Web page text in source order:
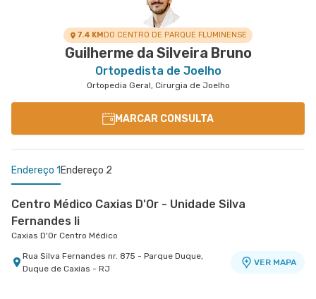
7.4 KMDO CENTRO DE PARQUE FLUMINENSE
Guilherme da Silveira Bruno
Ortopedista de Joelho
Ortopedia Geral, Cirurgia de Joelho
MARCAR CONSULTA
Endereço 1 Endereço 2
Centro Médico Caxias D'Or - Unidade Silva
Fernandes Ii
Caxias D'Or Centro Médico
Rua Silva Fernandes nr. 875 - Parque Duque,
Duque de Caxias - RJ
VER MAPA